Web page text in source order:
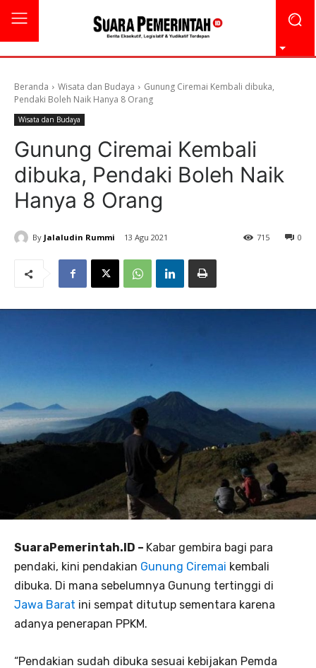
Beranda Wisata dan Budaya
Gunung Ciremai Kembali dibuka,
Pendaki Boleh Naik Hanya 8 Orang
Wisata dan Budaya
Gunung Ciremai Kembali
dibuka, Pendaki Boleh Naik
Hanya 8 Orang
By Jalaludin Rummi 13 Agu 2021 0
715
SuaraPemerintah.ID – Kabar gembira bagi para
pendaki, kini pendakian Gunung Ciremai kembali
dibuka. Di mana sebelumnya Gunung tertinggi di
Jawa Barat ini sempat ditutup sementara karena
adanya penerapan PPKM.
“Pendakian sudah dibuka sesuai kebijakan Pemda